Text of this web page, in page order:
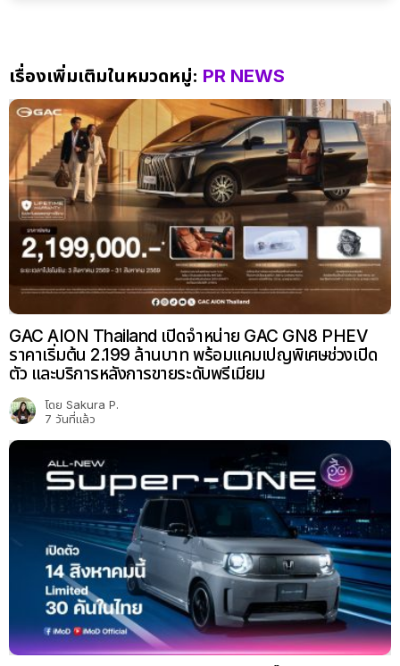
เรื่องเพิ่มเติมในหมวดหมู่: PR NEWS
GAC AION Thailand เปิดจำหน่าย GAC GN8 PHEV
ราคาเริ่มต้น 2.199 ล้านบาท พร้อมแคมเปญพิเศษช่วงเปิด
ตัว และบริการหลังการขายระดับพรีเมียม
โดย Sakura P.
7 วันที่แล้ว